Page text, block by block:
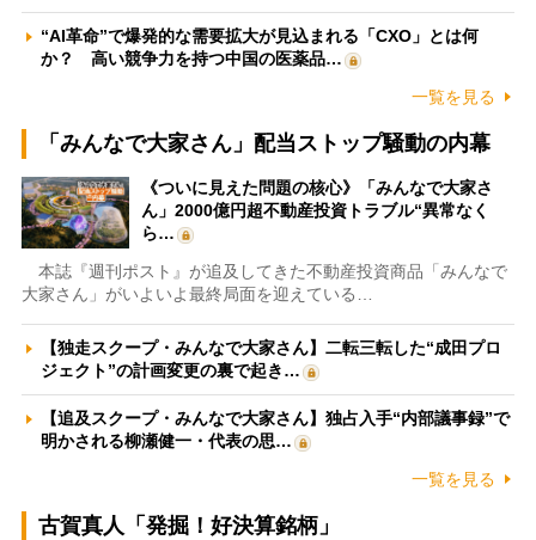
“AI革命”で爆発的な需要拡大が見込まれる「CXO」とは何
か？ 高い競争力を持つ中国の医薬品…
一覧を見る
「みんなで大家さん」配当ストップ騒動の内幕
《ついに見えた問題の核心》「みんなで大家さ
ん」2000億円超不動産投資トラブル“異常なく
ら…
本誌『週刊ポスト』が追及してきた不動産投資商品「みんなで
大家さん」がいよいよ最終局面を迎えている…
【独走スクープ・みんなで大家さん】二転三転した“成田プロ
ジェクト”の計画変更の裏で起き…
【追及スクープ・みんなで大家さん】独占入手“内部議事録”で
明かされる柳瀬健一・代表の思…
一覧を見る
古賀真人「発掘！好決算銘柄」